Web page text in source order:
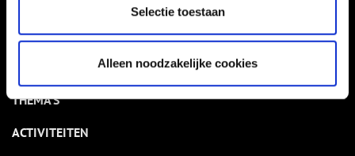
Selectie toestaan
Alleen noodzakelijke cookies
NIEUWS
THEMA’S
ACTIVITEITEN